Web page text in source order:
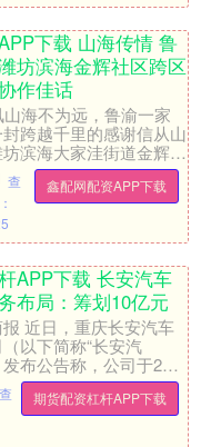
下载 山海传情 鲁
滨海金辉社区跨区
作佳话
海不为远，鲁渝一家
跨越千里的感谢信从山
滨海大家洼街道金辉社
村百赞”产业服务中心及
业发展有....
鑫配网配资APP下载
查
APP下载 长安汽车
布局：筹划10亿元
近日，重庆长安汽车
以下简称“长安汽
发布公告称，公司于2月
家机构投资者的特定对
中，长安汽....
期货配资杠杆APP下载
查